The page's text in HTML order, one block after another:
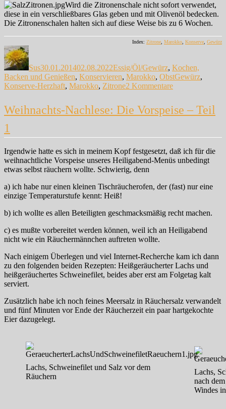
Wird die Zitronenschale nicht sofort verwendet,
diese in ein verschließbares Glas geben und mit Olivenöl bedecken.
Die Zitronenschalen halten sich auf diese Weise bis zu 6 Wochen.
Index: Zitrone, Marokko, Konserve, Gewürz
Autor
Sus30.01.201402.08.2022Essig/Öl/Gewürz, Kochen,
Backen und Genießen, Konservieren, Marokko, ObstSchlagwörter
Gewürz,
Konserve-Herzhaft, Marokko, Zitrone2 Kommentarezu
Weihnachts-Nachlese: Die Vorspeise – Teil
1
Irgendwie hatte es sich in meinem Kopf festgesetzt, daß ich für die
weihnachtliche Vorspeise unseres Heiligabend-Menüs unbedingt
etwas selbst räuchern wollte. Schwierig, denn
a) ich habe nur einen kleinen Tischräucherofen, der (fast) nur eine
einzige Temperaturstufe kennt: Heiß!
b) ich wollte es allen Beteiligten geschmacksmäßig recht machen.
c) es mußte vorbereitet werden können, weil ich an Heiligabend
nicht wie ein Räuchermännchen auftreten wollte.
Nach einigem Überlegen und viel Internet-Recherche kam ich dann
zu den folgenden beiden Rezepten: Heißgeräucherter Lachs und
heißgeräuchertes Schweinefilet, beides aber erst am Folgetag kalt
serviert.
Zusätzlich habe ich noch feines Meersalz in Räuchersalz verwandelt
und fünf Minuten vor Ende der Räucherzeit ein paar hartgekochte
Eier dazugelegt.
Lachs, Schweinefilet und Salz vor dem
Räuchern
Lachs,
nach
Windes